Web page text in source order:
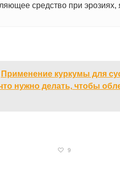
средство при эрозиях,
Применение куркумы для
нужно делать, чтобы
9